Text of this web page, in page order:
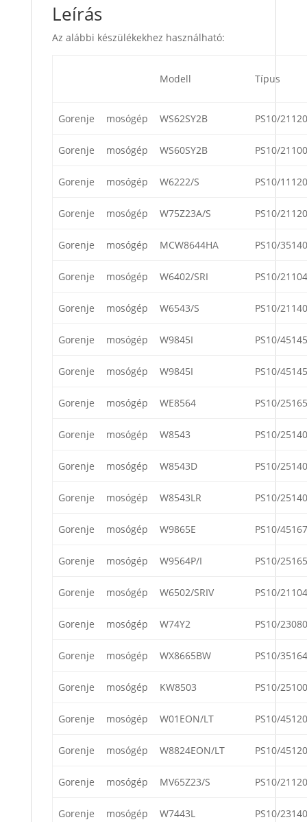
Leírás
Az alábbi készülékekhez használható:
Modell Típus
Gorenje mosógép WS62SY2B PS10/21120
Gorenje mosógép WS60SY2B PS10/21100
Gorenje mosógép W6222/S PS10/11120
Gorenje mosógép W75Z23A/S PS10/21120
Gorenje mosógép MCW8644HA PS10/35140
Gorenje mosógép W6402/SRI PS10/21104
Gorenje mosógép W6543/S PS10/21140
Gorenje mosógép W9845I PS10/
Gorenje mosógép W9845I PS10/45145
Gorenje mosógép WE8564 PS10/25165
Gorenje mosógép W8543 PS10/25140
Gorenje mosógép W8543D PS10/25140
Gorenje mosógép W8543LR PS10/25140
Gorenje mosógép W9865E PS10/45167
Gorenje mosógép W9564P/I PS10/25165
Gorenje mosógép W6502/SRIV PS10/21104
Gorenje mosógép W74Y2 PS10/23080
Gorenje mosógép WX8665BW PS10/35164
Gorenje mosógép KW8503 PS10/25100
Gorenje mosógép W01EON/LT PS10/45120
Gorenje mosógép W8824EON/LT PS10/45120
Gorenje mosógép MV65Z23/S PS10/21120
Gorenje mosógép W7443L PS10/23140